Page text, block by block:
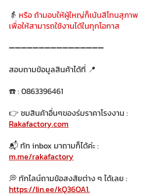
👵 หรือ ถ้ามอบให้ผู้ใหญ่ก็เน้นสีโทนสุภาพ
เพื่อให้สามารถใช้งานได้ในทุกโอกาส
➖➖➖➖➖➖➖➖➖➖➖➖➖➖➖➖
สอบถามข้อมูลสินค้าได้ที่ 📍
☎️ : 0863396461
👉 ชมสินค้าอื่นๆของร่มราคาโรงงาน :
Rakafactory.com
📬 ทัก inbox มาถามก็ได้ค่ะ :
m.me/rakafactory
💭 ทักไลน์ถามข้อสงสัยต่าง ๆ ได้เลย :
https://lin.ee/kQ36OA1.